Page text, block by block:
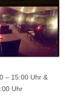
– 15:00 Uhr &
Uhr